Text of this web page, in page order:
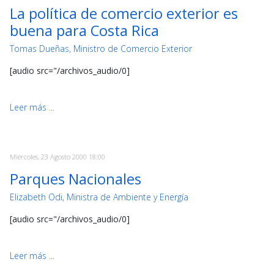
La política de comercio exterior es
buena para Costa Rica
Tomas Dueñas, Ministro de Comercio Exterior
[audio src="/archivos_audio/0]
Leer más ...
Miércoles, 23 Agosto 2000 18:00
Parques Nacionales
Elizabeth Odi, Ministra de Ambiente y Energía
[audio src="/archivos_audio/0]
Leer más ...